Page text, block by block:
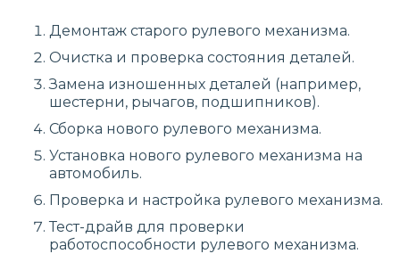
Демонтаж старого рулевого механизма.
Очистка и проверка состояния деталей.
Замена изношенных деталей (например,
шестерни, рычагов, подшипников).
Сборка нового рулевого механизма.
Установка нового рулевого механизма на
автомобиль.
Проверка и настройка рулевого механизма.
Тест-драйв для проверки
работоспособности рулевого механизма.